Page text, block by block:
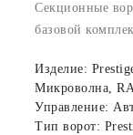
Секционные
базовой
Изделие:
Микроволна,
Управление:
Тип ворот: